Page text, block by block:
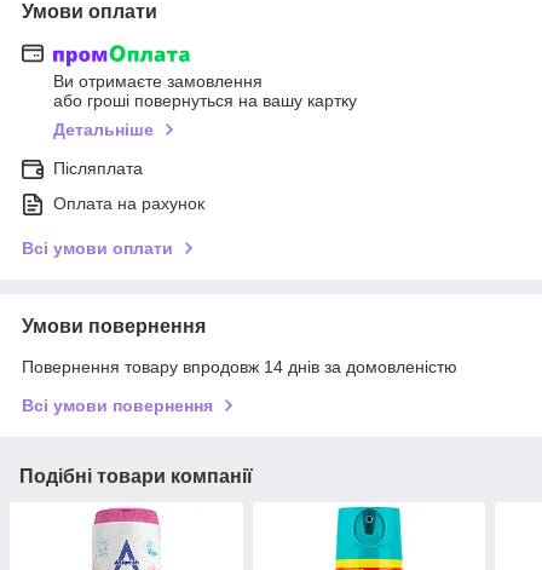
Умови оплати
Ви отримаєте замовлення
або гроші повернуться на вашу картку
Детальніше
Післяплата
Оплата на рахунок
Всі умови оплати
Умови повернення
Повернення товару впродовж 14 днів за домовленістю
Всі умови повернення
Подібні товари компанії